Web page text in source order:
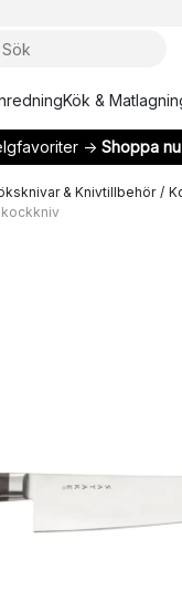
Kök &
→ Shoppa nu
& Knivtillbehör /